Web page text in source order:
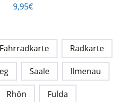
9,95€
Fahrradkarte Radkarte
Saale Ilmenau
Rhön Fulda